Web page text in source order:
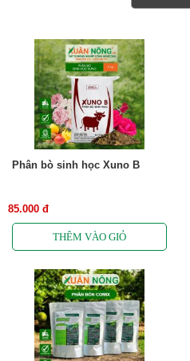
Phân bò sinh học Xuno B
85.000 đ